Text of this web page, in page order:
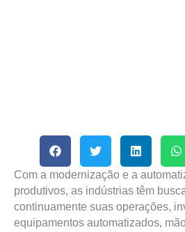
Com a modernização e a
produtivos, as indústrias têm
continuamente suas operações,
equipamentos automatizados,